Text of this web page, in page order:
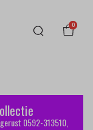
0
gerust 0592-313510,